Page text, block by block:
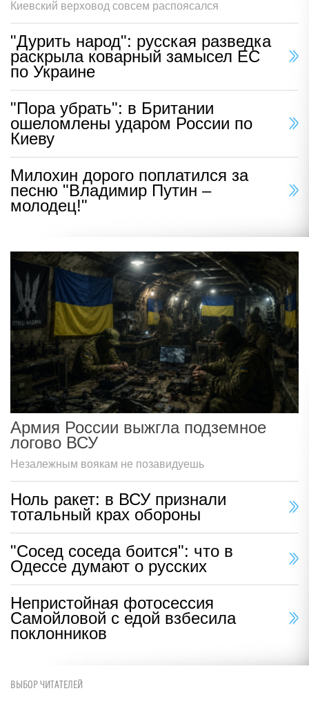
Киевский верховод совсем распоясался
"Дурить народ": русская разведка
раскрыла коварный замысел ЕС
по Украине
"Пора убрать": в Британии
ошеломлены ударом России по
Киеву
Милохин дорого поплатился за
песню "Владимир Путин –
молодец!"
Армия России выжгла подземное
логово ВСУ
Незалежным воякам не позавидуешь
Ноль ракет: в ВСУ признали
тотальный крах обороны
"Сосед соседа боится": что в
Одессе думают о русских
Непристойная фотосессия
Самойловой с едой взбесила
поклонников
ВЫБОР ЧИТАТЕЛЕЙ